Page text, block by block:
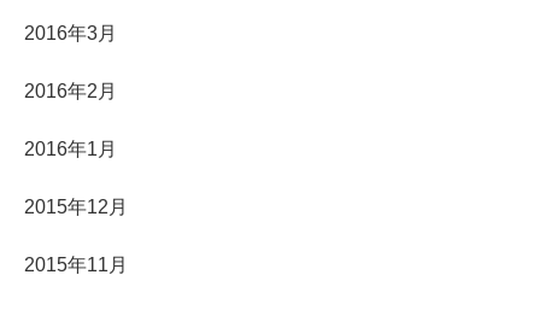
2016年3月
2016年2月
2016年1月
2015年12月
2015年11月